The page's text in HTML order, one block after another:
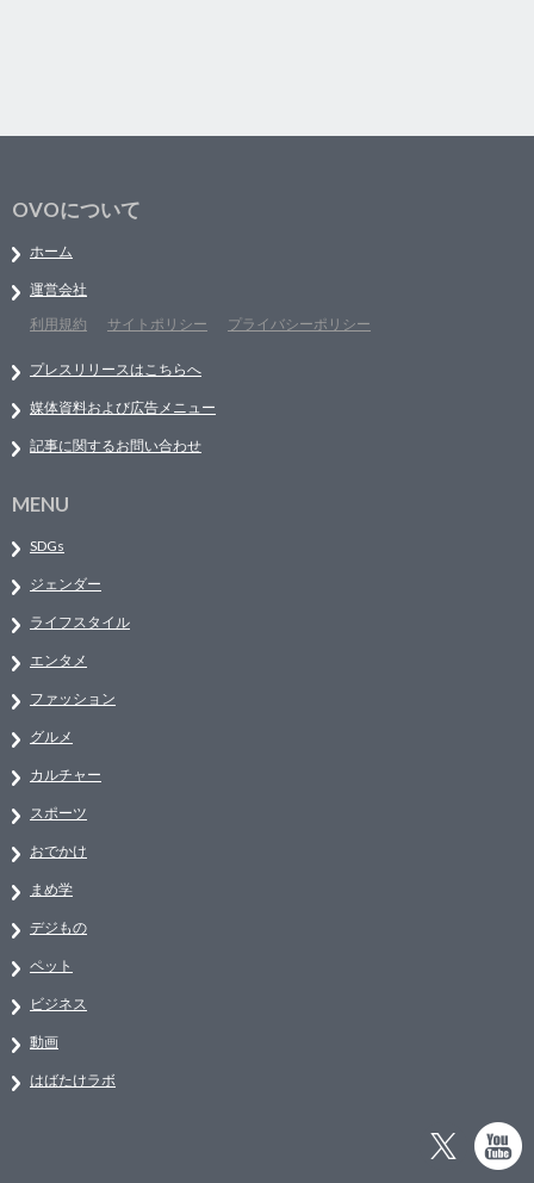
OVOについて
ホーム
運営会社
利用規約
サイトポリシー プライバシーポリシー
プレスリリースはこちらへ
媒体資料および広告メニュー
記事に関するお問い合わせ
MENU
SDGs
ジェンダー
ライフスタイル
エンタメ
ファッション
グルメ
カルチャー
スポーツ
おでかけ
まめ学
デジもの
ペット
ビジネス
動画
はばたけラボ